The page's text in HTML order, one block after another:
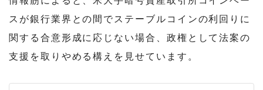
スが銀行業界との間でステーブルコインの利回りに
関する合意形成に応じない場合、政権として法案の
支援を取りやめる構えを見せています。